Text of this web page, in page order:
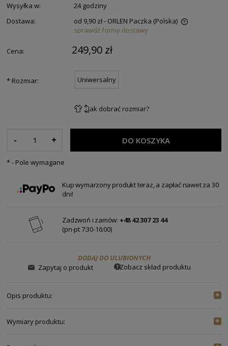
Wysyłka w:
24 godziny
Dostawa:
od 9,90 zł- ORLEN Paczka (Polska)
sprawdź formy dostawy
Cena: 249,90 zł
* Rozmiar: Uniwersalny
Jak dobrać rozmiar?
- + DO KOSZYKA
*- Pole wymagane
Kup wymarzony produkt teraz, a zapłać nawet za 30
dni!
Zadzwoń i zamów: +48 42 307 23 44
(pn-pt 7:30-16:00)
DODAJ DO ULUBIONYCH
Zapytaj o produkt
Zobacz skład produktu
Opis produktu:
GOLF TOSKAN
Wymiary produktu: